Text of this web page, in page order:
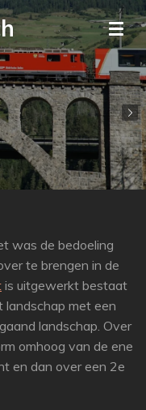
was de bedoeling
te brengen in de
is uitgewerkt bestaat
landschap met een
landschap. Over
omhoog van de ene
en dan over een 2e